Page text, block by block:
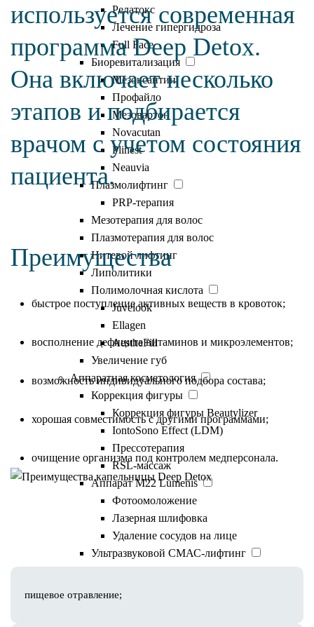
Релатокс
Лечение гипергидроза
Full Face
Биоревитализация
Мезоксантин
Профайло
Мезовартон
Novacutan
Plinest
Neauvia
Плазмолифтинг
PRP-терапия
Мезотерапия для волос
Плазмотерапия для волос
Нитевой лифтинг
Липолитики
Полимолочная кислота
Juvelook
Ellagen
AestheFill
Увеличение губ
Аппаратная косметология
Коррекция фигуры
Коррекция фигуры Beautylizer
IontoSono Effect (LDM)
Прессотерапия
RSL-массаж
Аппарат М22 Lumenis
Фотоомоложение
Лазерная шлифовка
Удаление сосудов на лице
Ультразвуковой СМАС-лифтинг
Ультраформер
используется современная
программа Deep Detox.
Она включает несколько
этапов и подбирается
врачом с учетом состояния
пациента.
Преимущества
быстрое поступление активных веществ в кровоток;
восполнение дефицита витаминов и микроэлементов;
возможность индивидуального подбора состава;
хорошая совместимость с другими программами;
очищение организма под контролем медперсонала.
Показания
пищевое отравление;